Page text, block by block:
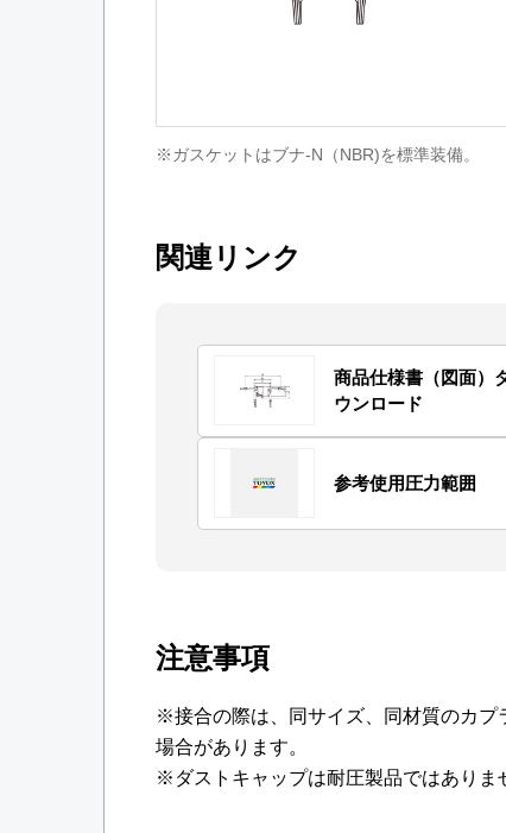
※ガスケットはブナ-N（NBR)を標準装備。
関連リンク
商品仕様書（図面）
ウンロード
参考使用圧力範囲
注意事項
※接合の際は、同サイズ、同材質のカプ
場合があります。
※ダストキャップは耐圧製品ではありま